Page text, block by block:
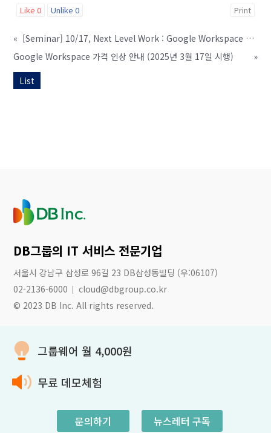
Like 0 Unlike 0 Print
«
[Seminar] 10/17, Next Level Work : Google Workspace X 생성형 AI 세미나
Google Workspace 가격 인상 안내 (2025년 3월 17일 시행)
»
List
그룹웨어 월 4,000원
무료 데모체험
문의하기 뉴스레터 구독
DB그룹의 IT 서비스 전문기업
서울시 강남구 삼성로 96길 23 DB삼성동빌딩 (우:06107)
02-2136-6000
cloud@dbgroup.co.kr
© 2023 DB Inc. All rights reserved.
개인정보 처리방침